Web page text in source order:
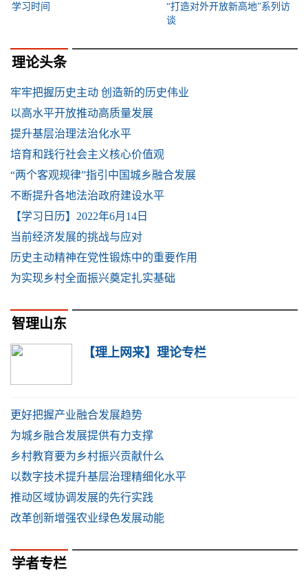
学习时间
“打造对外开放新高地”系列访
谈
理论头条
牢牢把握历史主动 创造新的历史伟业
以高水平开放推动高质量发展
提升基层治理法治化水平
培育和践行社会主义核心价值观
“两个客观规律”指引中国城乡融合发展
不断提升各地法治政府建设水平
【学习日历】2022年6月14日
当前经济发展的挑战与应对
历史主动精神在党性锻炼中的重要作用
为实现乡村全面振兴奠定扎实基础
智理山东
【理上网来】理论专栏
更好把握产业融合发展趋势
为城乡融合发展提供有力支撑
乡村教育要为乡村振兴贡献什么
以数字技术提升基层治理精细化水平
推动区域协调发展的先行实践
改革创新增强农业绿色发展动能
学者专栏